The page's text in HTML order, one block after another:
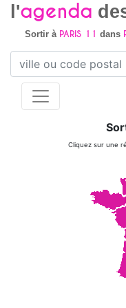
l'agenda
Sortir à PARIS 11 dans
Cliquez sur une